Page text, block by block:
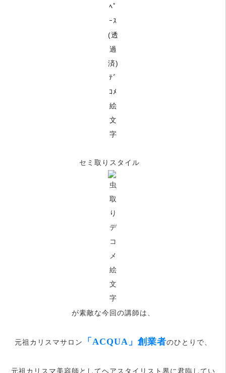
セミ取りスタイル
が素敵な今回の講師は、
元祖カリスマサロン 「ACQUA」創業者のひとりで、
元祖カリスマ美容師としてヘアスタイリスト界に君臨してい